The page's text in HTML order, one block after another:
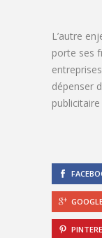
L’autre
porte ses
dépenser